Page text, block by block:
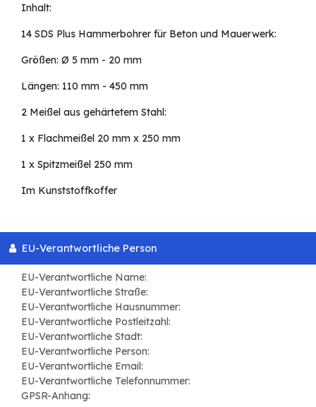
Inhalt:
14 SDS Plus Hammerbohrer für Beton und Mauerwerk:
Größen: Ø 5 mm - 20 mm
Längen: 110 mm - 450 mm
2 Meißel aus gehärtetem Stahl:
1 x Flachmeißel 20 mm x 250 mm
1 x Spitzmeißel 250 mm
Im Kunststoffkoffer
EU-Verantwortliche Person
EU-Verantwortliche Name:
EU-Verantwortliche Straße:
EU-Verantwortliche Hausnummer:
EU-Verantwortliche Postleitzahl:
EU-Verantwortliche Stadt:
EU-Verantwortliche Person:
EU-Verantwortliche Email:
EU-Verantwortliche Telefonnummer:
GPSR-Anhang: